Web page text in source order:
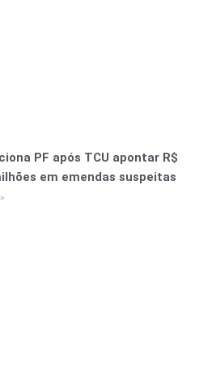
PF após TCU apontar R$
em emendas suspeitas